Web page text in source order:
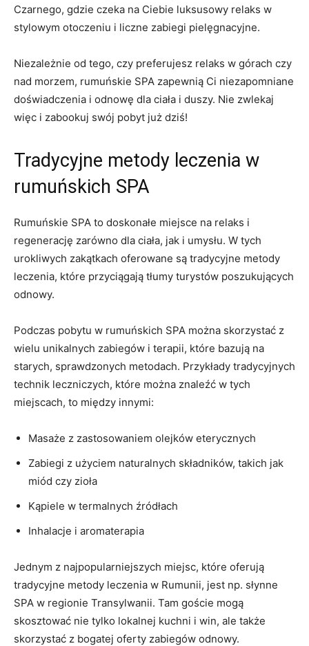
Czarnego, gdzie czeka na Ciebie luksusowy relaks w
stylowym‍ otoczeniu i liczne zabiegi pielęgnacyjne.
Niezależnie‍ od tego, czy preferujesz relaks w górach czy
nad morzem,‍ rumuńskie SPA zapewnią ⁣Ci niezapomniane
doświadczenia i⁣ odnowę‌ dla ciała i duszy. Nie zwlekaj
więc‍ i​ zabookuj ‍swój pobyt⁣ już ⁣dziś!
Tradycyjne ⁢metody leczenia ​w
rumuńskich SPA
Rumuńskie SPA⁣ to⁢ doskonałe miejsce na relaks ⁤i
regenerację zarówno dla ciała, jak i umysłu. W⁢ tych
urokliwych zakątkach oferowane są tradycyjne metody‍
leczenia, które przyciągają tłumy ⁢turystów poszukujących
odnowy.
Podczas pobytu w ⁣rumuńskich SPA można skorzystać z
wielu unikalnych‍ zabiegów‍ i terapii,⁤ które bazują na
starych, sprawdzonych‌ metodach. Przykłady‍ tradycyjnych
technik‌ leczniczych, które można znaleźć ⁤w tych
miejscach, to między innymi:
Masaże z zastosowaniem olejków eterycznych
Zabiegi z użyciem naturalnych składników, takich jak⁤
miód czy zioła
Kąpiele w termalnych źródłach
Inhalacje i aromaterapia
Jednym z najpopularniejszych miejsc, które oferują
tradycyjne metody leczenia⁤ w Rumunii, jest⁣ np. ​słynne
SPA ⁤w regionie ⁢Transylwanii. Tam goście⁤ mogą
skosztować nie ⁣tylko lokalnej⁢ kuchni i win, ale⁣ także
‌skorzystać z bogatej‌ oferty zabiegów‌ odnowy.